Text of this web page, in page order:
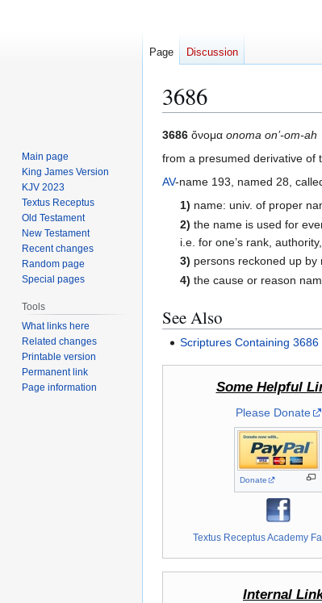
3686
Jump
to
Jump
to
3686 ὄνομα onoma on’-om-ah
from a presumed derivative of
AV-name 193, named 28,
1) name: univ. of proper
2) the name is used for
i.e. for one’s rank,
3) persons reckoned up by
4) the cause or reason
See Also
Scriptures Containing 3686
Some Helpful
Please Donate
Donate
Textus Receptus Academy
Internal
Page Discussion
Main page
King James Version
KJV 2023
Textus Receptus
Old Testament
New Testament
Recent changes
Random page
Special pages
Tools
What links here
Related changes
Printable version
Permanent link
Page information